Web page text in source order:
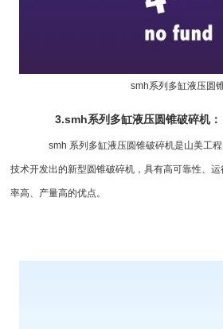
smh系列多缸液压圆
3.smh系列多缸液压圆锥破碎机：
smh 系列多缸液压圆锥破碎机是山美工程
技术开发出的新型圆锥破碎机，具有高可靠性、
率高、产量高的优点。